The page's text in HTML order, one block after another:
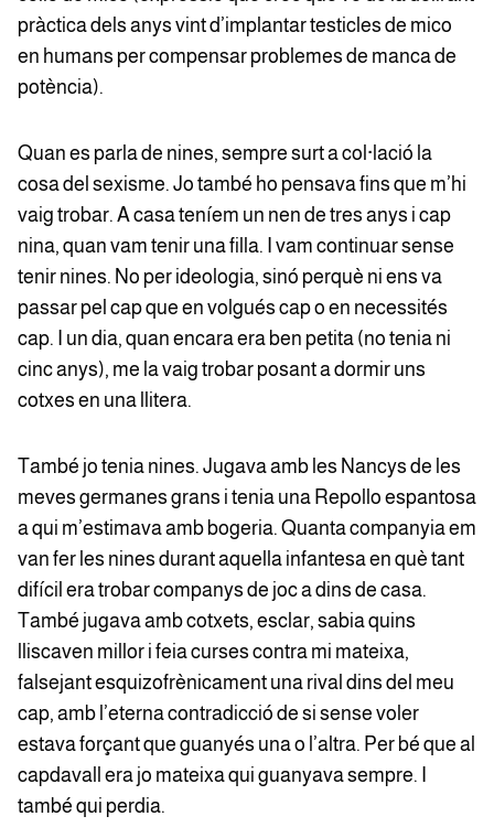
pràctica dels anys vint d’implantar testicles de mico
en humans per compensar problemes de manca de
potència).
Quan es parla de nines, sempre surt a col·lació la
cosa del sexisme. Jo també ho pensava fins que m’hi
vaig trobar. A casa teníem un nen de tres anys i cap
nina, quan vam tenir una filla. I vam continuar sense
tenir nines. No per ideologia, sinó perquè ni ens va
passar pel cap que en volgués cap o en necessités
cap. I un dia, quan encara era ben petita (no tenia ni
cinc anys), me la vaig trobar posant a dormir uns
cotxes en una llitera.
També jo tenia nines. Jugava amb les Nancys de les
meves germanes grans i tenia una Repollo espantosa
a qui m’estimava amb bogeria. Quanta companyia em
van fer les nines durant aquella infantesa en què tant
difícil era trobar companys de joc a dins de casa.
També jugava amb cotxets, esclar, sabia quins
lliscaven millor i feia curses contra mi mateixa,
falsejant esquizofrènicament una rival dins del meu
cap, amb l’eterna contradicció de si sense voler
estava forçant que guanyés una o l’altra. Per bé que al
capdavall era jo mateixa qui guanyava sempre. I
també qui perdia.